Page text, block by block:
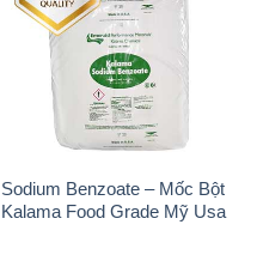
Sodium Benzoate – Mốc Bột
Kalama Food Grade Mỹ Usa